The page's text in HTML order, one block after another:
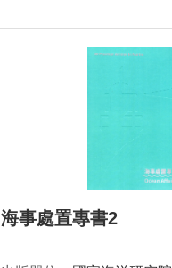
海事處置專書2